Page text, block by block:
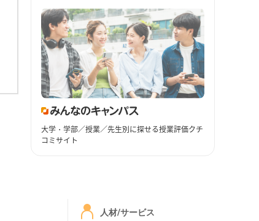
大学・学部／授業／先生別に探せる授業評価クチ
コミサイト
人材/サービス